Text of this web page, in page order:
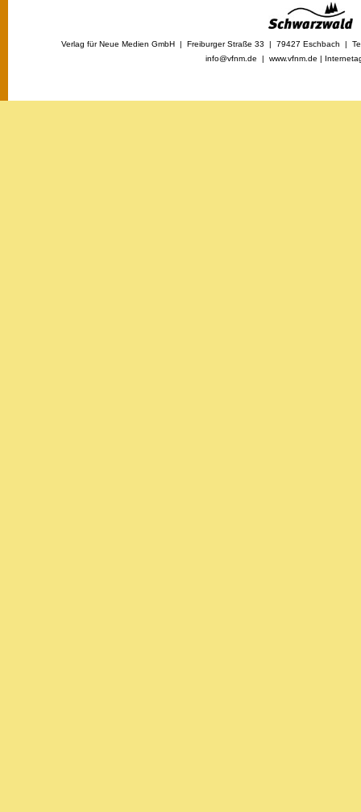
Verlag für Neue Medien GmbH | Freiburger Straße 33 | 79427 Eschbach |
info@vfnm.de | www.vfnm.de |